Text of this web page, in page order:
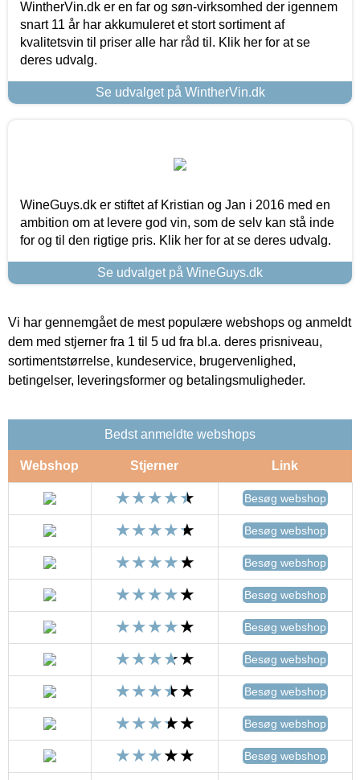
WintherVin.dk er en far og søn-virksomhed der igennem
snart 11 år har akkumuleret et stort sortiment af
kvalitetsvin til priser alle har råd til. Klik her for at se
deres udvalg.
Se udvalget på WintherVin.dk
WineGuys.dk er stiftet af Kristian og Jan i 2016 med en
ambition om at levere god vin, som de selv kan stå inde
for og til den rigtige pris. Klik her for at se deres udvalg.
Se udvalget på WineGuys.dk
Vi har gennemgået de mest populære webshops og anmeldt
dem med stjerner fra 1 til 5 ud fra bl.a. deres prisniveau,
sortimentstørrelse, kundeservice, brugervenlighed,
betingelser, leveringsformer og betalingsmuligheder.
Bedst anmeldte webshops
Webshop Stjerner Link
Besøg webshop
Besøg webshop
Besøg webshop
Besøg webshop
Besøg webshop
Besøg webshop
Besøg webshop
Besøg webshop
Besøg webshop